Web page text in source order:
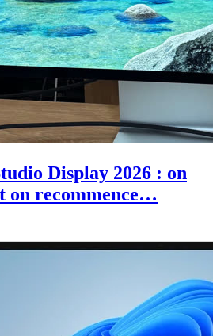
Display 2026 : on
on recommence…